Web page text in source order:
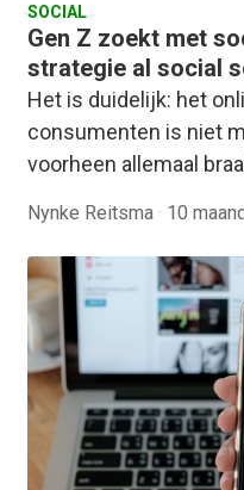
SOCIAL
Gen Z zoekt met
strategie al social
Het is duidelijk: het
consumenten is niet
voorheen allemaal
Nynke Reitsma · 10